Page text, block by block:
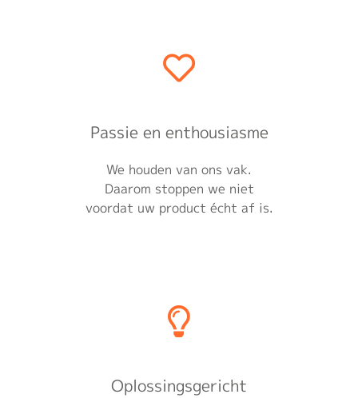
Passie en enthousiasme
We houden van ons vak.
Daarom stoppen we niet
voordat uw product écht af is.
Oplossingsgericht